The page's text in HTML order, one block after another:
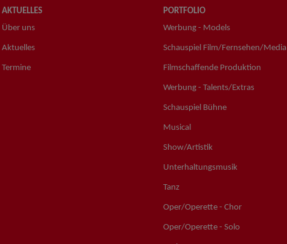
AKTUELLES
Über uns
Aktuelles
Termine
PORTFOLIO
Werbung - Models
Schauspiel Film/Fernsehen/Media
Filmschaffende Produktion
Werbung - Talents/Extras
Schauspiel Bühne
Musical
Show/Artistik
Unterhaltungsmusik
Tanz
Oper/Operette - Chor
Oper/Operette - Solo